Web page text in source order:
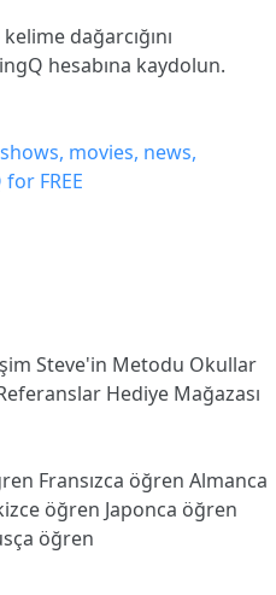
dağarcığını
hesabına kaydolun.
Steve'in Metodu Okullar
Hediye Mağazası
Fransızca öğren Almanca
öğren Japonca öğren
öğren